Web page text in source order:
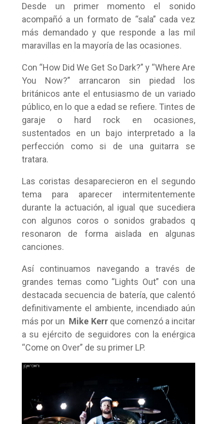
Desde un primer momento el sonido
acompañó a un formato de “sala” cada vez
más demandado y que responde a las mil
maravillas en la mayoría de las ocasiones.
Con “How Did We Get So Dark?” y “Where Are
You Now?” arrancaron sin piedad los
británicos ante el entusiasmo de un variado
público, en lo que a edad se refiere. Tintes de
garaje o hard rock en ocasiones,
sustentados en un bajo interpretado a la
perfección como si de una guitarra se
tratara.
Las coristas desaparecieron en el segundo
tema para aparecer intermitentemente
durante la actuación, al igual que sucediera
con algunos coros o sonidos grabados q
resonaron de forma aislada en algunas
canciones.
Así continuamos navegando a través de
grandes temas como “Lights Out” con una
destacada secuencia de batería, que calentó
definitivamente el ambiente, incendiado aún
más por un Mike Kerrque comenzó a incitar
a su ejército de seguidores con la enérgica
“Come on Over” de su primer LP.